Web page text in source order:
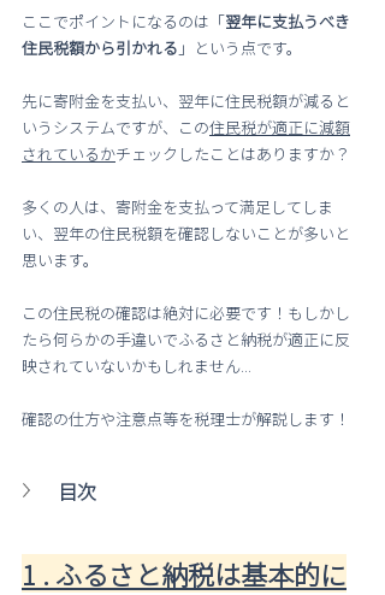
ここでポイントになるのは「翌年に支払うべき
住民税額から引かれる 」という点です。
先に寄附金を支払い、翌年に住民税額が減ると
いうシステムですが、この住民税が適正に減額
されているかチェックしたことはありますか？
多くの人は、寄附金を支払って満足してしま
い、翌年の住民税額を確認しないことが多いと
思います。
この住民税の確認は絶対に必要です！もしかし
たら何らかの手違いでふるさと納税が適正に反
映されていないかもしれません...
確認の仕方や注意点等を税理士が解説します！
目次
1 . ふるさと納税は基本的に